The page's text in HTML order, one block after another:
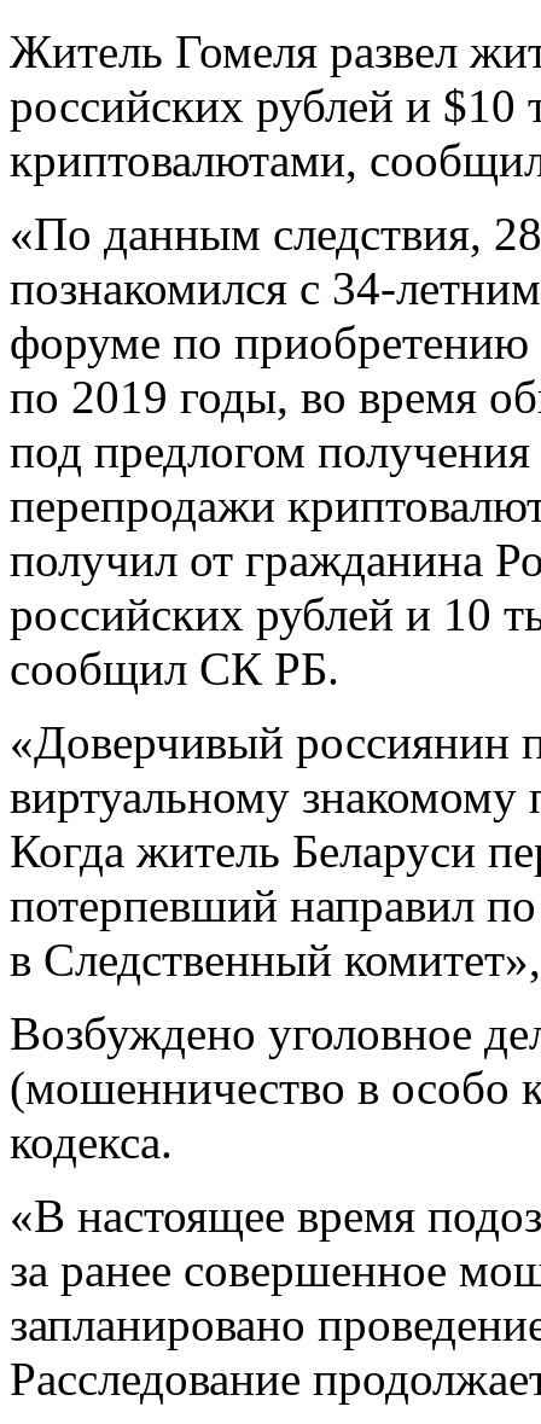
Житель Гомеля развел
российских рублей и $10
криптовалютами,
«По данным следствия,
познакомился с 34-
форуме по
по 2019 годы, во время
под предлогом
перепродажи
получил от гражданина
российских рублей и 10
сообщил СК РБ.
«Доверчивый россиянин
виртуальному знакомому
Когда житель Беларуси
потерпевший направил
в Следственный
Возбуждено уголовное
(мошенничество в особо
кодекса.
«В настоящее время
за ранее совершенное
запланировано
Расследование